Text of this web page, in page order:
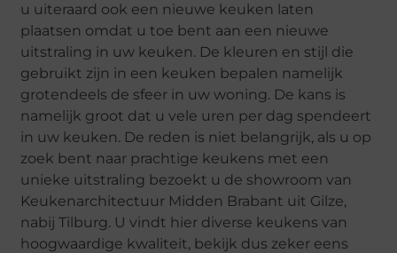
u uiteraard ook een nieuwe keuken laten
plaatsen omdat u toe bent aan een nieuwe
uitstraling in uw keuken. De kleuren en stijl die
gebruikt zijn in een keuken bepalen namelijk
grotendeels de sfeer in uw woning. De kans is
namelijk groot dat u vele uren per dag spendeert
in uw keuken. De reden is niet belangrijk, als u op
zoek bent naar prachtige keukens met een
unieke uitstraling bezoekt u de showroom van
Keukenarchitectuur Midden Brabant uit Gilze,
nabij Tilburg. U vindt hier diverse keukens van
hoogwaardige kwaliteit, bekijk dus zeker eens